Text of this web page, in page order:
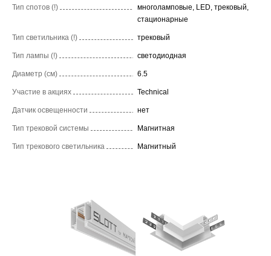
Тип спотов (!)
многоламповые, LED, трековый,
стационарные
Тип светильника (!) трековый
Тип лампы (!) светодиодная
Диаметр (см) 6.5
Участие в акциях Technical
Датчик освещенности нет
Тип трековой системы Магнитная
Тип трекового светильника Магнитный